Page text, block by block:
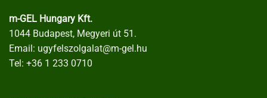
m-GEL Hungary Kft.
1044 Budapest, Megyeri út 51.
Email: ugyfelszolgalat@m-gel.hu
Tel: +36 1 233 0710